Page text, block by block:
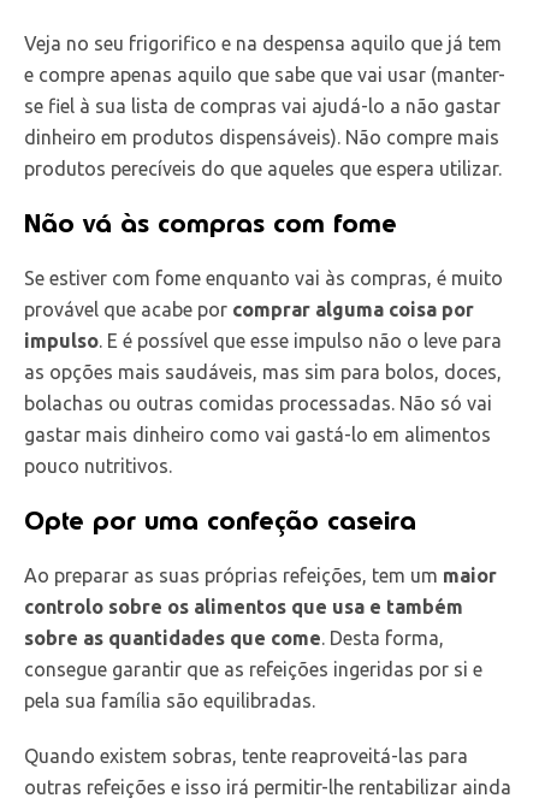
Veja no seu frigorifico e na despensa aquilo que já tem
e compre apenas aquilo que sabe que vai usar (manter-
se fiel à sua lista de compras vai ajudá-lo a não gastar
dinheiro em produtos dispensáveis). Não compre mais
produtos perecíveis do que aqueles que espera utilizar.
Não vá às compras com fome
Se estiver com fome enquanto vai às compras, é muito
provável que acabe por comprar alguma coisa por
impulso . E é possível que esse impulso não o leve para
as opções mais saudáveis, mas sim para bolos, doces,
bolachas ou outras comidas processadas. Não só vai
gastar mais dinheiro como vai gastá-lo em alimentos
pouco nutritivos.
Opte por uma confeção caseira
Ao preparar as suas próprias refeições, tem um maior
controlo sobre os alimentos que usa e também
sobre as quantidades que come . Desta forma,
consegue garantir que as refeições ingeridas por si e
pela sua família são equilibradas.
Quando existem sobras, tente reaproveitá-las para
outras refeições e isso irá permitir-lhe rentabilizar ainda